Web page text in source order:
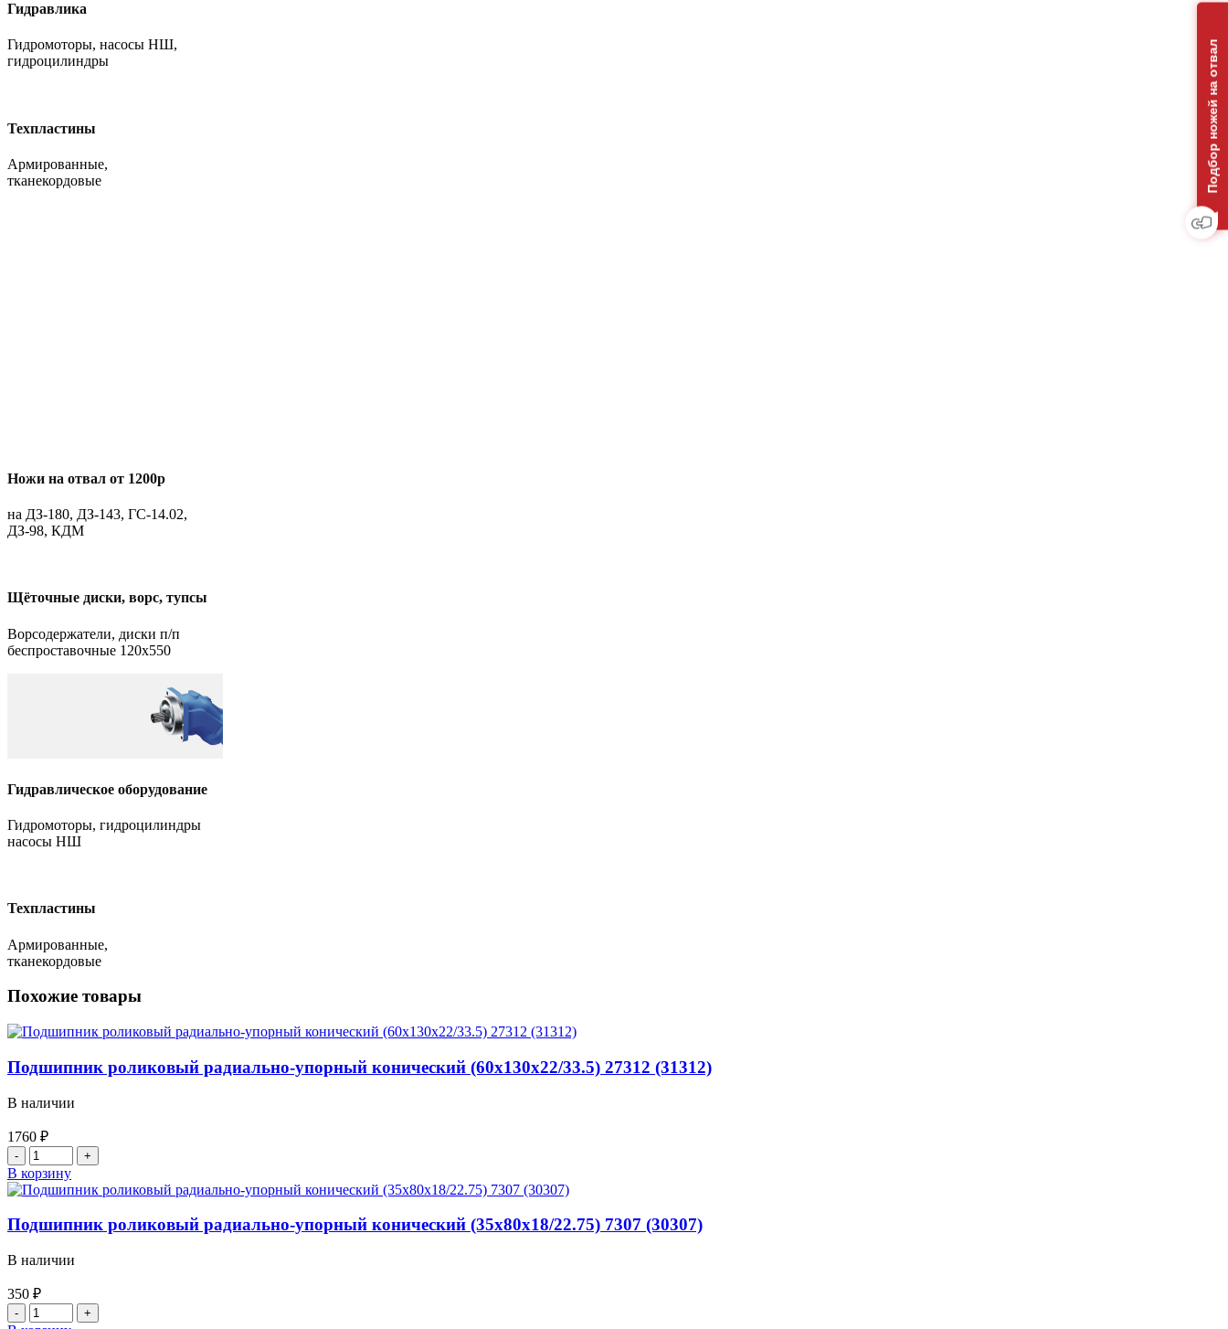
Гидравлика
Гидромоторы, насосы НШ,
гидроцилиндры
Техпластины
Армированные,
тканекордовые
Ножи на отвал от 1200р
на ДЗ-180, ДЗ-143, ГС-14.02,
ДЗ-98, КДМ
Щёточные диски, ворс, тупсы
Ворсодержатели, диски п/п
беспроставочные 120х550
Гидравлическое оборудование
Гидромоторы, гидроцилиндры
насосы НШ
Техпластины
Армированные,
тканекордовые
Похожие товары
Подшипник роликовый радиально-упорный конический (60x130x22/33.5) 27312 (31312)
В наличии
1760 ₽
Количество
товара
Подшипник
роликовый
радиально-
упорный
(60x130x22/33.5)
27312
(31312)
В корзину
Подшипник роликовый радиально-упорный конический (35x80x18/22.75) 7307 (30307)
В наличии
350 ₽
Количество
Подбор ножей на отвал